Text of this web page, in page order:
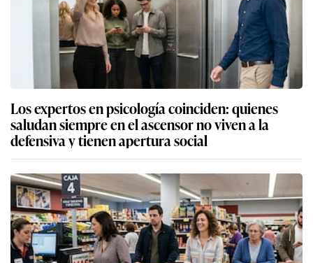
Los expertos en psicología coinciden: quienes
saludan siempre en el ascensor no viven a la
defensiva y tienen apertura social